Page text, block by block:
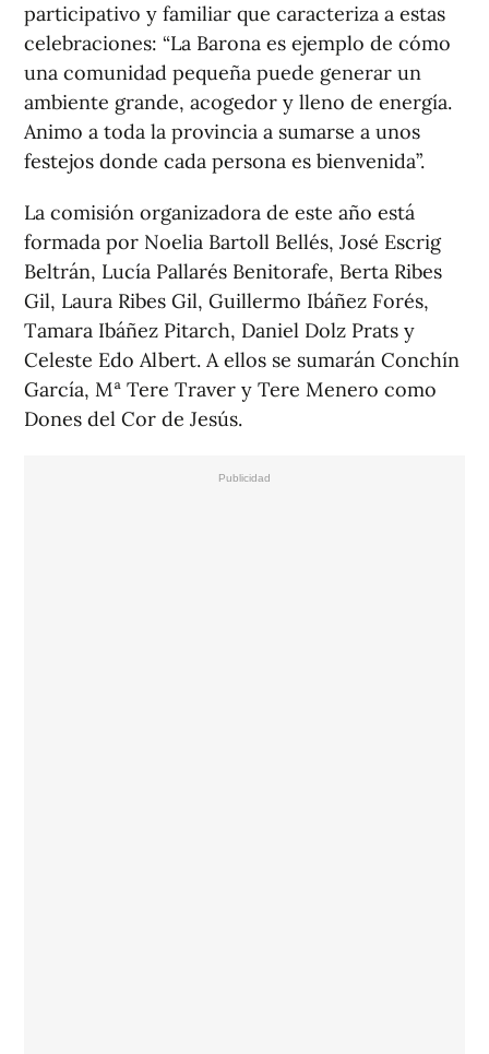
participativo y familiar que caracteriza a estas
celebraciones: “La Barona es ejemplo de cómo
una comunidad pequeña puede generar un
ambiente grande, acogedor y lleno de energía.
Animo a toda la provincia a sumarse a unos
festejos donde cada persona es bienvenida”.
La comisión organizadora de este año está
formada por Noelia Bartoll Bellés, José Escrig
Beltrán, Lucía Pallarés Benitorafe, Berta Ribes
Gil, Laura Ribes Gil, Guillermo Ibáñez Forés,
Tamara Ibáñez Pitarch, Daniel Dolz Prats y
Celeste Edo Albert. A ellos se sumarán Conchín
García, Mª Tere Traver y Tere Menero como
Dones del Cor de Jesús.